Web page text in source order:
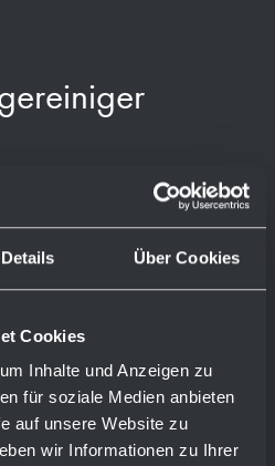
Details Über Cookies
Cookies
Inhalte und Anzeigen zu
für soziale Medien anbieten
auf unsere Website zu
wir Informationen zu Ihrer